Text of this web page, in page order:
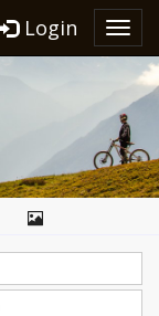
Login